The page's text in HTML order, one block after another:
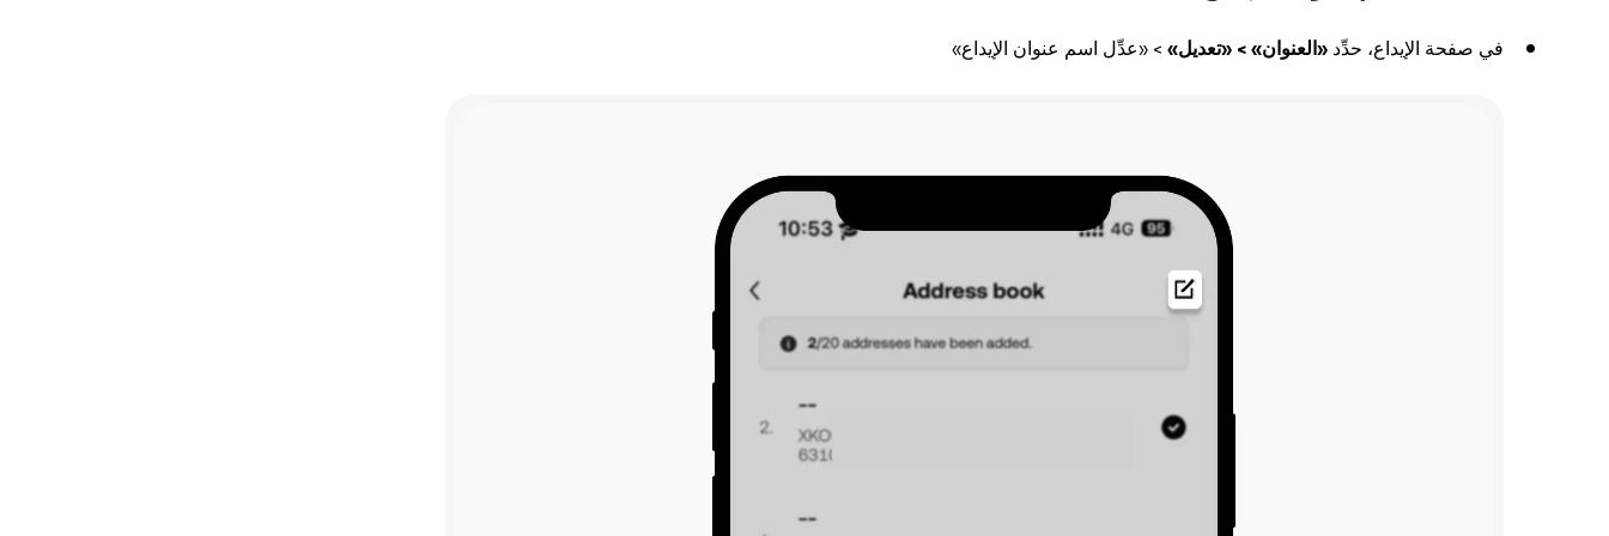
في صفحة الإيداع، حدِّد «العنوان» > «تعديل» > «عدِّل اسم عنوان الإيداع»